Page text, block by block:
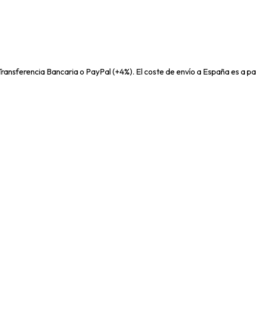
Bancaria o PayPal (+4%). El coste de envío a España es a